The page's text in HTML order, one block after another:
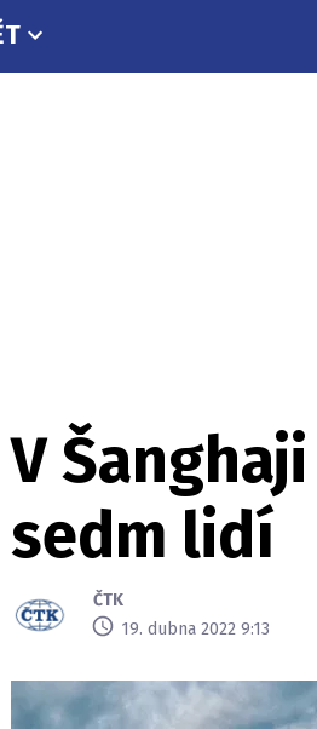
V
sedm lidí
ČTK
19. dubna 2022 9:13